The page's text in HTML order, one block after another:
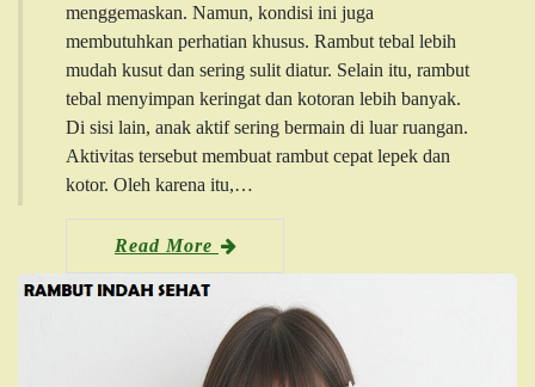
menggemaskan. Namun, kondisi ini juga
membutuhkan perhatian khusus. Rambut tebal lebih
mudah kusut dan sering sulit diatur. Selain itu, rambut
tebal menyimpan keringat dan kotoran lebih banyak.
Di sisi lain, anak aktif sering bermain di luar ruangan.
Aktivitas tersebut membuat rambut cepat lepek dan
kotor. Oleh karena itu,…
Read More